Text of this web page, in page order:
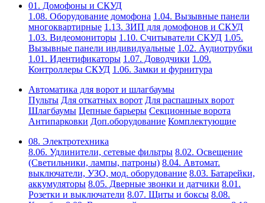
01. Домофоны и СКУД
1.08. Оборудование домофона 1.04. Вызывные панели
многоквартирные 1.13. ЗИП для домофонов и СКУД
1.03. Видеомониторы 1.10. Считыватели СКУД 1.05.
Вызывные панели индивидуальные 1.02. Аудиотрубки
1.01. Идентификаторы 1.07. Доводчики 1.09.
Контроллеры СКУД 1.06. Замки и фурнитура
Автоматика для ворот и шлагбаумы
Пульты Для откатных ворот Для распашных ворот
Шлагбаумы Цепные барьеры Секционные ворота
Антипарковки Доп.оборудование Комплектующие
08. Электротехника
8.06. Удлинители, сетевые фильтры 8.02. Освещение
(Светильники, лампы, патроны) 8.04. Автомат.
выключатели, УЗО, мод. оборудование 8.03. Батарейки,
аккумуляторы 8.05. Дверные звонки и датчики 8.01.
Розетки и выключатели 8.07. Щиты и боксы 8.08.